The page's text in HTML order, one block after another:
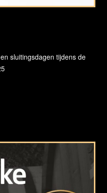
sluitingsdagen tijdens de